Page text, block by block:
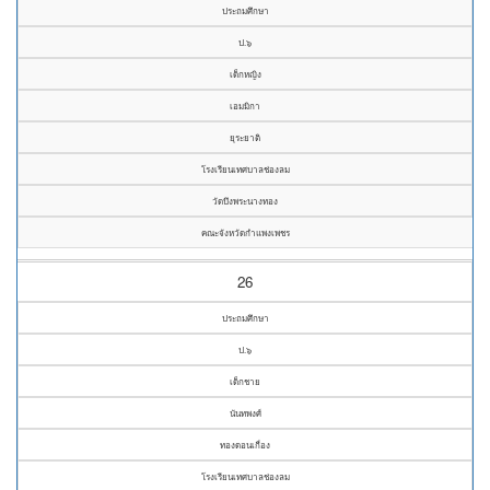
ประถมศึกษา
ป.๖
เด็กหญิง
เอมมิกา
ยุระยาติ
โรงเรียนเทศบาลช่องลม
วัดบึงพระนางทอง
คณะจังหวัดกำแพงเพชร
26
ประถมศึกษา
ป.๖
เด็กชาย
นันทพงศ์
ทองดอนเกื่อง
โรงเรียนเทศบาลช่องลม